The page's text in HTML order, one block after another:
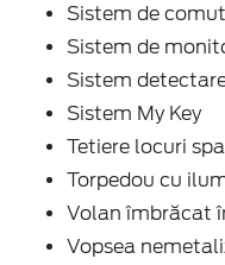
Sistem de
Sistem de
Sistem
Sistem My Key
Tetiere locuri
Torpedou cu
Volan îmbrăcat
Vopsea